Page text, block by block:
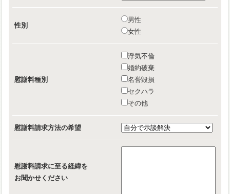
性別
男性
女性
慰謝料種別
浮気不倫
婚約破棄
名誉毀損
セクハラ
その他
慰謝料請求方法の希望
慰謝料請求に至る経緯を
お聞かせください